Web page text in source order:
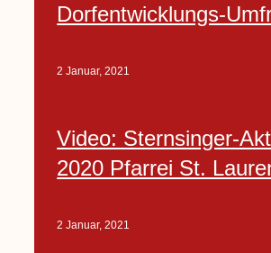
Dorfentwicklungs-
2 Januar, 2021
Video: Sternsinger-
2020 Pfarrei St.
2 Januar, 2021